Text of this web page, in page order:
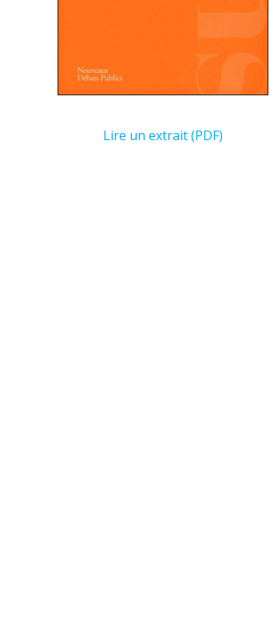
Lire un extrait (PDF)